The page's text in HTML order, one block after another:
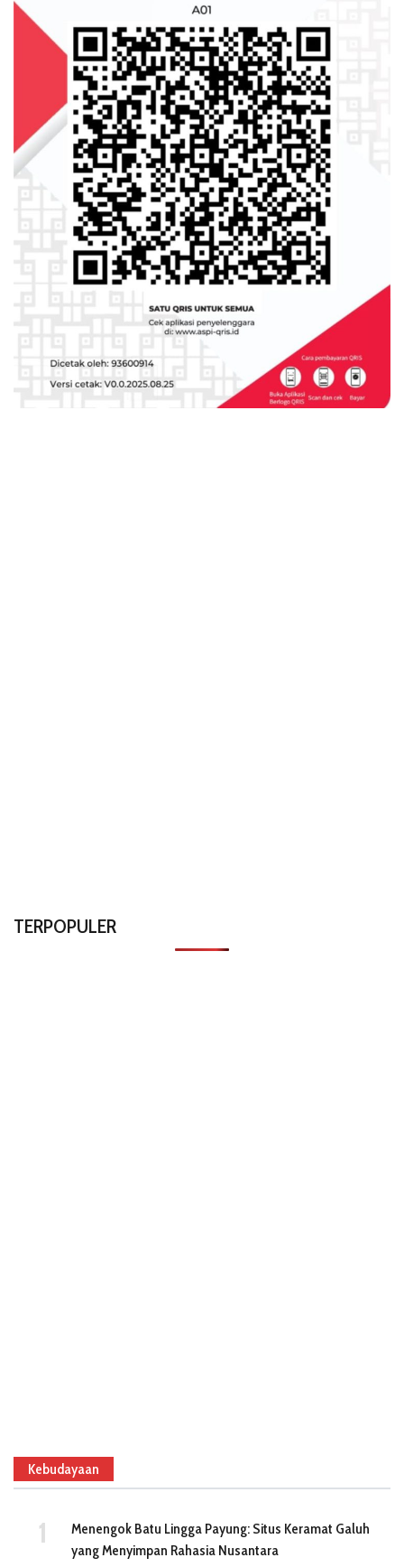
TERPOPULER
Kebudayaan
Menengok Batu Lingga Payung: Situs Keramat Galuh
yang Menyimpan Rahasia Nusantara